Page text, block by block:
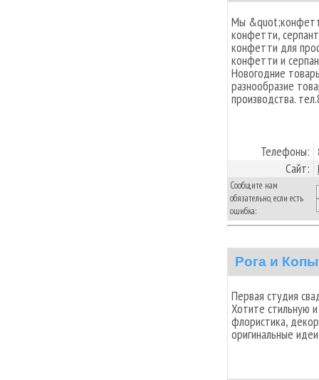
Мы
конфетти,
конфетти для
конфетти и
Новогодние
разнообразие
производства.
Телефоны:
Сайт:
Сообщите нам
обязательно, если есть
ошибка:
Рога и
Первая студия
Хотите стильную
флористика,
оригинальные